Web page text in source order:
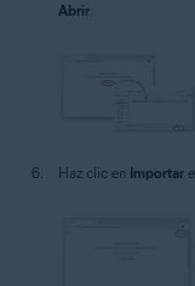
Abrir.
Haz clic en Importar